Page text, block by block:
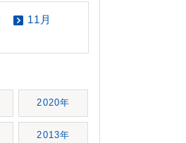
11月
2020年
2013年